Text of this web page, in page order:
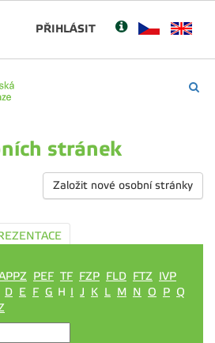
PŘIHLÁSIT
stránek
Založit nové osobní stránky
PEF TF FZP FLD FTZ IVP
D E F G H I J K L M N O P Q